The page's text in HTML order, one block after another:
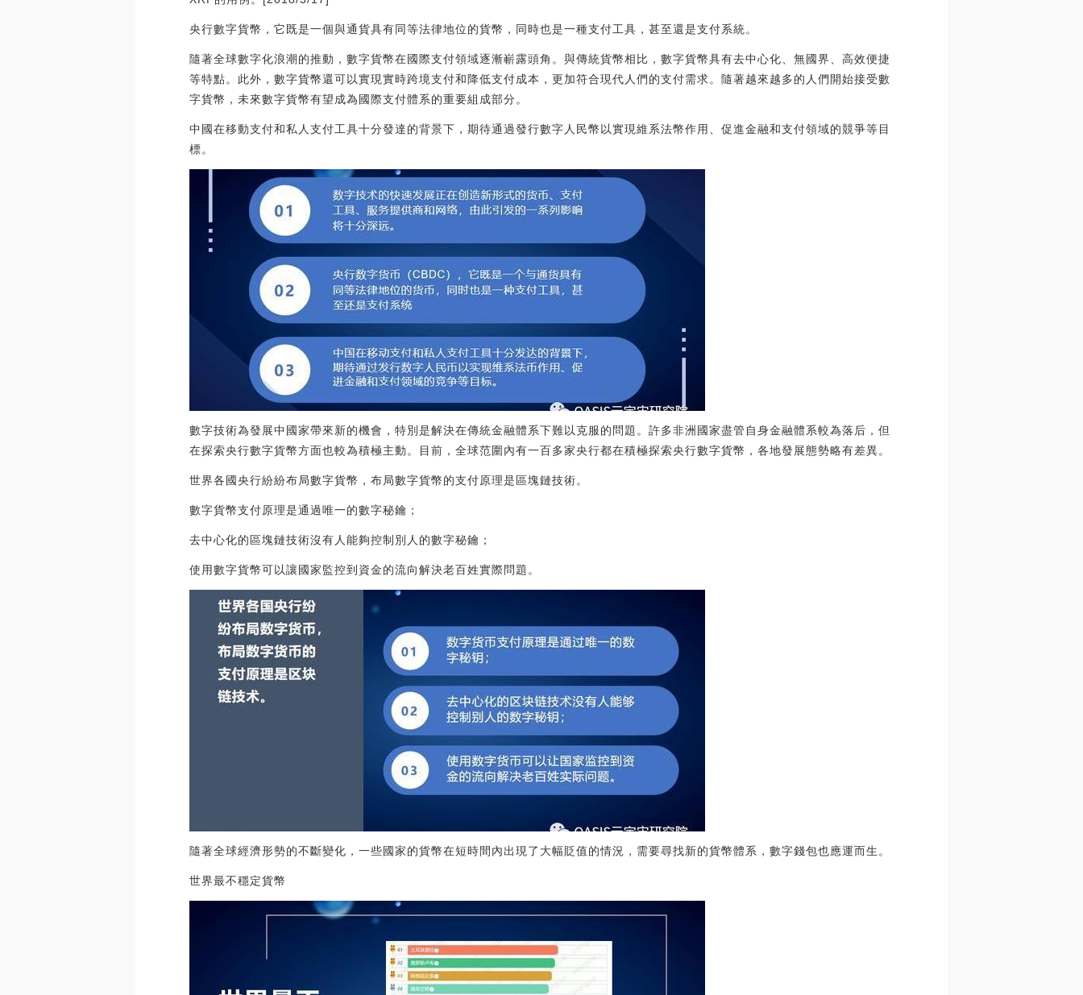
央行數字貨幣，它既是一個與通貨具有同等法律地位的貨幣，同時也是一種支付工具，甚至還是支付系統。
隨著全球數字化浪潮的推動，數字貨幣在國際支付領域逐漸嶄露頭角。與傳統貨幣相比，數字貨幣具有去中心化、無國界、高效便捷
等特點。此外，數字貨幣還可以實現實時跨境支付和降低支付成本，更加符合現代人們的支付需求。隨著越來越多的人們開始接受數
字貨幣，未來數字貨幣有望成為國際支付體系的重要組成部分。
中國在移動支付和私人支付工具十分發達的背景下，期待通過發行數字人民幣以實現維系法幣作用、促進金融和支付領域的競爭等目
標。
數字技術為發展中國家帶來新的機會，特別是解決在傳統金融體系下難以克服的問題。許多非洲國家盡管自身金融體系較為落后，但
在探索央行數字貨幣方面也較為積極主動。目前，全球范圍內有一百多家央行都在積極探索央行數字貨幣，各地發展態勢略有差異。
世界各國央行紛紛布局數字貨幣，布局數字貨幣的支付原理是區塊鏈技術。
數字貨幣支付原理是通過唯一的數字秘鑰；
去中心化的區塊鏈技術沒有人能夠控制別人的數字秘鑰；
使用數字貨幣可以讓國家監控到資金的流向解決老百姓實際問題。
隨著全球經濟形勢的不斷變化，一些國家的貨幣在短時間內出現了大幅貶值的情況，需要尋找新的貨幣體系，數字錢包也應運而生。
世界最不穩定貨幣